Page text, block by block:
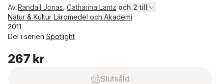
Av Randall Jonas Catharina Lantz och 2 till
Natur & Kultur Läromedel och Akademi
2011
Del i serien Spotlight
267 kr
Slutsåld